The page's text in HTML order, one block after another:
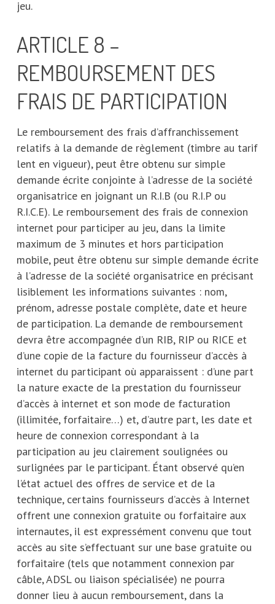
jeu.
ARTICLE 8 –
REMBOURSEMENT DES
FRAIS DE PARTICIPATION
Le remboursement des frais d’affranchissement
relatifs à la demande de règlement (timbre au tarif
lent en vigueur), peut être obtenu sur simple
demande écrite conjointe à l’adresse de la société
organisatrice en joignant un R.I.B (ou R.I.P ou
R.I.C.E). Le remboursement des frais de connexion
internet pour participer au jeu, dans la limite
maximum de 3 minutes et hors participation
mobile, peut être obtenu sur simple demande écrite
à l’adresse de la société organisatrice en précisant
lisiblement les informations suivantes : nom,
prénom, adresse postale complète, date et heure
de participation. La demande de remboursement
devra être accompagnée d’un RIB, RIP ou RICE et
d’une copie de la facture du fournisseur d’accès à
internet du participant où apparaissent : d’une part
la nature exacte de la prestation du fournisseur
d’accès à internet et son mode de facturation
(illimitée, forfaitaire…) et, d’autre part, les date et
heure de connexion correspondant à la
participation au jeu clairement soulignées ou
surlignées par le participant. Étant observé qu’en
l’état actuel des offres de service et de la
technique, certains fournisseurs d’accès à Internet
offrent une connexion gratuite ou forfaitaire aux
internautes, il est expressément convenu que tout
accès au site s’effectuant sur une base gratuite ou
forfaitaire (tels que notamment connexion par
câble, ADSL ou liaison spécialisée) ne pourra
donner lieu à aucun remboursement, dans la